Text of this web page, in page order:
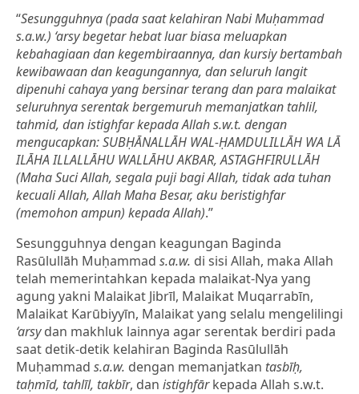
“Sesungguhnya (pada saat kelahiran Nabi Muḥammad
s.a.w.) ‘arsy begetar hebat luar biasa meluapkan
kebahagiaan dan kegembiraannya, dan kursiy bertambah
kewibawaan dan keagungannya, dan seluruh langit
dipenuhi cahaya yang bersinar terang dan para malaikat
seluruhnya serentak bergemuruh memanjatkan tahlil,
tahmid, dan istighfar kepada Allah s.w.t. dengan
mengucapkan: SUBḤĀNALLĀH WAL-ḤAMDULILLĀH WA LĀ
ILĀHA ILLALLĀHU WALLĀHU AKBAR, ASTAGHFIRULLĀH
(Maha Suci Allah, segala puji bagi Allah, tidak ada tuhan
kecuali Allah, Allah Maha Besar, aku beristighfar
(memohon ampun) kepada Allah).”
Sesungguhnya dengan keagungan Baginda
Rasūlullāh Muḥammad s.a.w. di sisi Allah, maka Allah
telah memerintahkan kepada malaikat-Nya yang
agung yakni Malaikat Jibrīl, Malaikat Muqarrabīn,
Malaikat Karūbiyyīn, Malaikat yang selalu mengelilingi
‘arsydan makhluk lainnya agar serentak berdiri pada
saat detik-detik kelahiran Baginda Rasūlullāh
Muḥammad s.a.w. dengan memanjatkan tasbīḥ,
taḥmīd, tahlīl, takbīr, dan istighfārkepada Allah s.w.t.